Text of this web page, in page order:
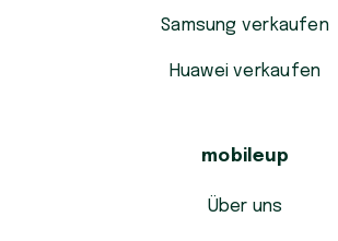
Samsung verkaufen
Huawei verkaufen
mobileup
Über uns